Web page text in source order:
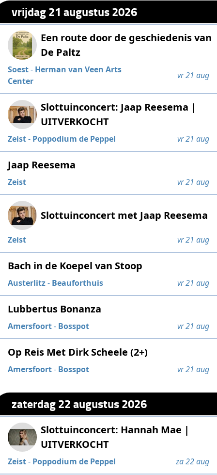
vrijdag 21 augustus 2026
Een route door de geschiedenis van
De Paltz
Soest- Herman van Veen Arts
Center
vr 21 aug
Slottuinconcert: Jaap Reesema |
UITVERKOCHT
Zeist- Poppodium de Peppel vr 21 aug
Jaap Reesema
Zeist vr 21 aug
Slottuinconcert met Jaap Reesema
Zeist vr 21 aug
Bach in de Koepel van Stoop
Austerlitz- Beauforthuis vr 21 aug
Lubbertus Bonanza
Amersfoort- Bosspot vr 21 aug
Op Reis Met Dirk Scheele (2+)
Amersfoort- Bosspot vr 21 aug
zaterdag 22 augustus 2026
Slottuinconcert: Hannah Mae |
UITVERKOCHT
Zeist- Poppodium de Peppel za 22 aug